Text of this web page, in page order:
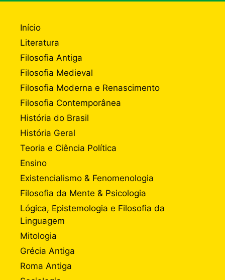
Início
Literatura
Filosofia Antiga
Filosofia Medieval
Filosofia Moderna e Renascimento
Filosofia Contemporânea
História do Brasil
História Geral
Teoria e Ciência Política
Ensino
Existencialismo & Fenomenologia
Filosofia da Mente & Psicologia
Lógica, Epistemologia e Filosofia da
Linguagem
Mitologia
Grécia Antiga
Roma Antiga